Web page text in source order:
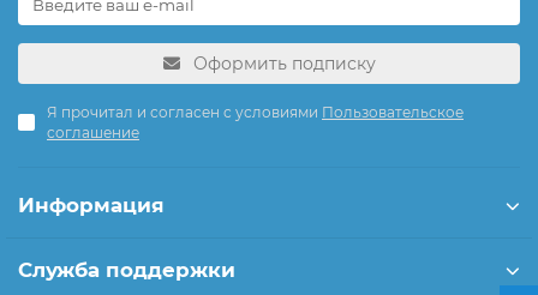
Оформить подписку
Я прочитал и согласен с условиями Пользовательское
соглашение
Информация
Служба поддержки